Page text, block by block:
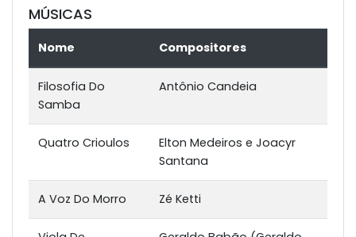
MÚSICAS
Nome Compositores
Filosofia Do
Samba
Antônio Candeia
Quatro Crioulos
Elton Medeiros e Joacyr
Santana
A Voz Do Morro Zé Ketti